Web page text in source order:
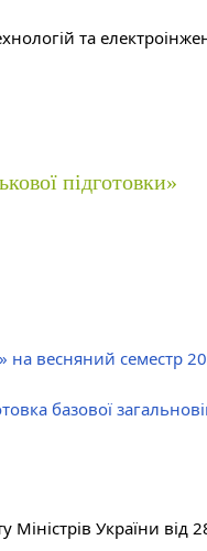
та
підготовки»
на весняний семестр
базової
України від